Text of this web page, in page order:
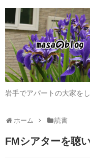
岩手でアパートの大家を
ホーム 読書
FMシアターを聴